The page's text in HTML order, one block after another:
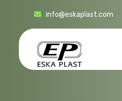
info@eskaplast.com